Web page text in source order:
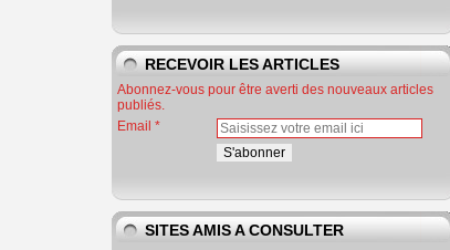
RECEVOIR LES ARTICLES
Abonnez-vous pour être averti des nouveaux articles
publiés.
Email
SITES AMIS A CONSULTER